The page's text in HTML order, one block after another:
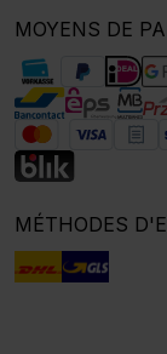
MOYENS DE
MÉTHODES